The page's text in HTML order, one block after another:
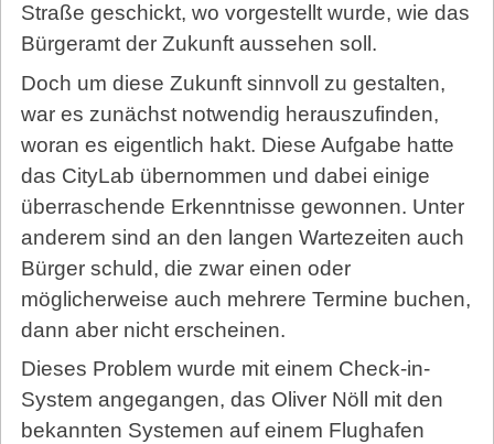
Straße geschickt, wo vorgestellt wurde, wie das
Bürgeramt der Zukunft aussehen soll.
Doch um diese Zukunft sinnvoll zu gestalten,
war es zunächst notwendig herauszufinden,
woran es eigentlich hakt. Diese Aufgabe hatte
das CityLab übernommen und dabei einige
überraschende Erkenntnisse gewonnen. Unter
anderem sind an den langen Wartezeiten auch
Bürger schuld, die zwar einen oder
möglicherweise auch mehrere Termine buchen,
dann aber nicht erscheinen.
Dieses Problem wurde mit einem Check-in-
System angegangen, das Oliver Nöll mit den
bekannten Systemen auf einem Flughafen